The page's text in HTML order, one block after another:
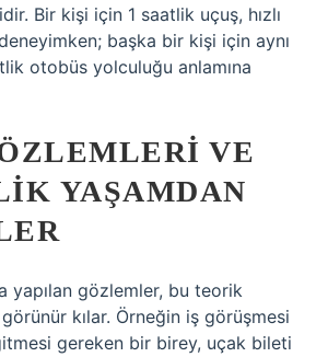
Bir kişi için 1 saatlik uçuş, hızlı
başka bir kişi için aynı
otobüs yolculuğu anlamına
VE
YAŞAMDAN
yapılan gözlemler, bu teorik
kılar. Örneğin iş görüşmesi
gereken bir birey, uçak bileti